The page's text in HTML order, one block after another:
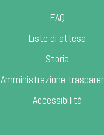
FAQ
Liste di attesa
Storia
Amministrazione
Accessibilità